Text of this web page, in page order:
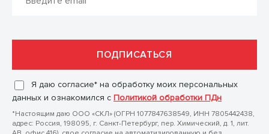
Я даю согласие* на обработку моих персональных
данных и ознакомился с Политикой обработки ПДн
*Настоящим даю ООО «СКЛ» (ОГРН 1077847638549, ИНН 7805442438,
адрес: Россия, 198095, г. Санкт-Петербург, пер. Химический, д. 1, лит.